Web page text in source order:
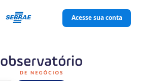
Acesse sua conta